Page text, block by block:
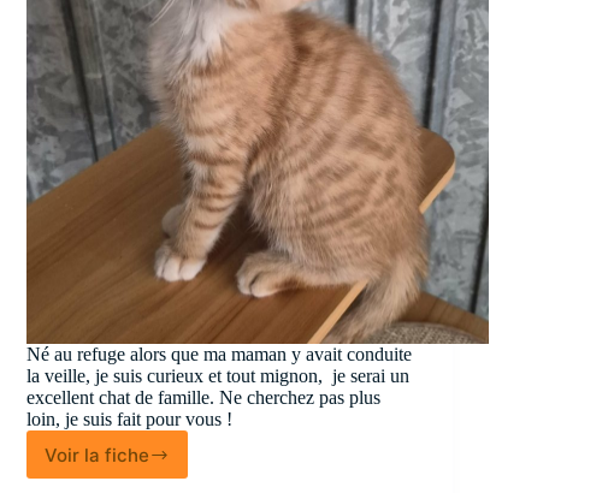
Né au refuge alors que ma maman y avait conduite
la veille, je suis curieux et tout mignon, je serai un
excellent chat de famille. Ne cherchez pas plus
loin, je suis fait pour vous !
Voir la fiche
Slow